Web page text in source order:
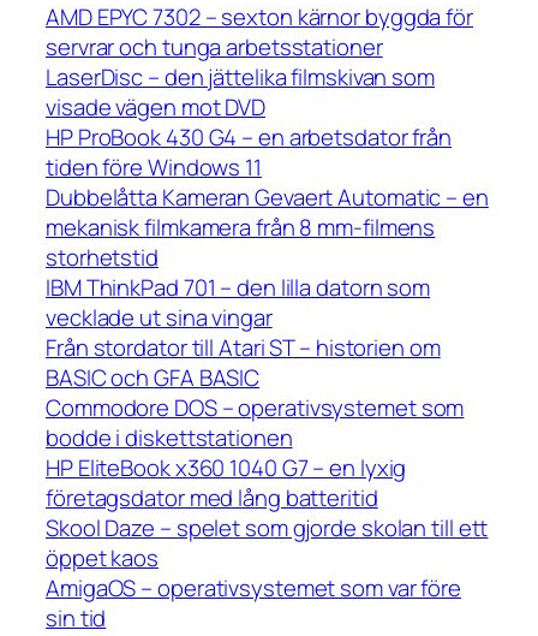
AMD EPYC 7302 – sexton kärnor byggda för
servrar och tunga arbetsstationer
LaserDisc – den jättelika filmskivan som
visade vägen mot DVD
HP ProBook 430 G4 – en arbetsdator från
tiden före Windows 11
Dubbelåtta Kameran Gevaert Automatic – en
mekanisk filmkamera från 8 mm-filmens
storhetstid
IBM ThinkPad 701 – den lilla datorn som
vecklade ut sina vingar
Från stordator till Atari ST – historien om
BASIC och GFA BASIC
Commodore DOS – operativsystemet som
bodde i diskettstationen
HP EliteBook x360 1040 G7 – en lyxig
företagsdator med lång batteritid
Skool Daze – spelet som gjorde skolan till ett
öppet kaos
AmigaOS – operativsystemet som var före
sin tid